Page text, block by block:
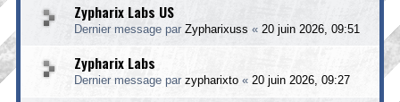
Zypharix Labs US
Dernier message par Zypharixuss « 20 juin 2026, 09:51
Zypharix Labs
Dernier message par zypharixto « 20 juin 2026, 09:27